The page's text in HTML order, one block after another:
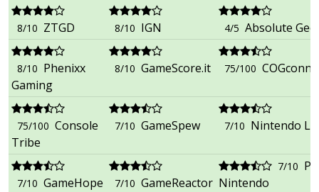
8/10 ZTGD 8/10 IGN 4/5 Absolute
8/10 Phenixx
Gaming
8/10 GameScore.it 75/100
75/100 Console
Tribe
7/10 GameSpew 7/10 Nintendo
7/10 GameHope 7/10 GameReactor
7/10
Nintendo